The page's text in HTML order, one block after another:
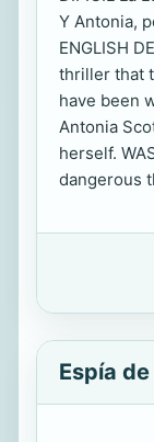
Y Antonia,
ENGLISH
thriller that
have been
Antonia
herself.
dangerous
Espía